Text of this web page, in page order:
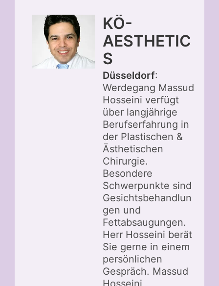
KÖ-
AESTHETIC
S
Düsseldorf:
Werdegang Massud
Hosseini verfügt
über langjährige
Berufserfahrung in
der Plastischen &
Ästhetischen
Chirurgie.
Besondere
Schwerpunkte sind
Gesichtsbehandlun
gen und
Fettabsaugungen.
Herr Hosseini berät
Sie gerne in einem
persönlichen
Gespräch. Massud
Hosseini